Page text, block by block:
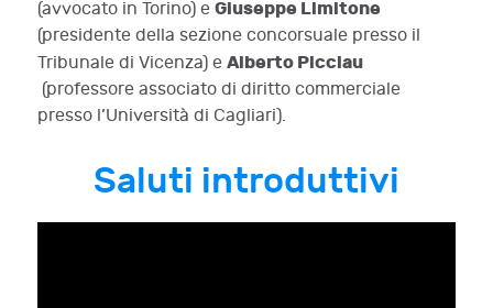
(avvocato in Torino) e Giuseppe Limitone
(presidente della sezione concorsuale presso il
Tribunale di Vicenza) e Alberto Picciau
(professore associato di diritto commerciale
presso l’Università di Cagliari).
Saluti introduttivi